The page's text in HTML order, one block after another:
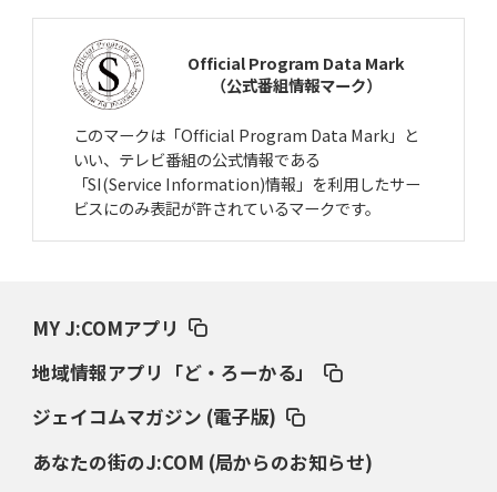
Official Program Data Mark
（公式番組情報マーク）
このマークは「Official Program Data Mark」と
いい、テレビ番組の公式情報である
「SI(Service Information)情報」を利用したサー
ビスにのみ表記が許されているマークです。
MY J:COMアプリ
地域情報アプリ「ど・ろーかる」
ジェイコムマガジン (電子版)
あなたの街のJ:COM (局からのお知らせ)